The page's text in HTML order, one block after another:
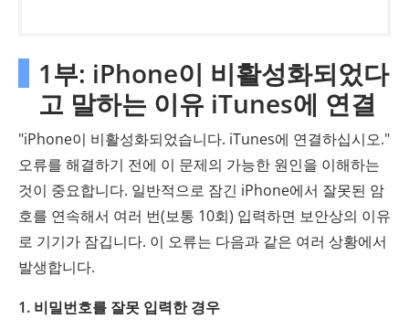
1부: iPhone이 비활성화되었다
고 말하는 이유 iTunes에 연결
"iPhone이 비활성화되었습니다. iTunes에 연결하십시오."
오류를 해결하기 전에 이 문제의 가능한 원인을 이해하는
것이 중요합니다. 일반적으로 잠긴 iPhone에서 잘못된 암
호를 연속해서 여러 번(보통 10회) 입력하면 보안상의 이유
로 기기가 잠깁니다. 이 오류는 다음과 같은 여러 상황에서
발생합니다.
1. 비밀번호를 잘못 입력한 경우